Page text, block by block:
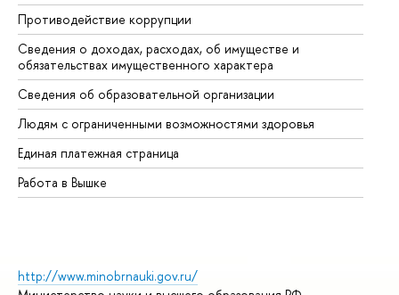
Противодействие коррупции
Сведения о доходах, расходах, об имуществе и
обязательствах имущественного характера
Сведения об образовательной организации
Людям с ограниченными возможностями здоровья
Единая платежная страница
Работа в Вышке
http://www.minobrnauki.gov.ru/